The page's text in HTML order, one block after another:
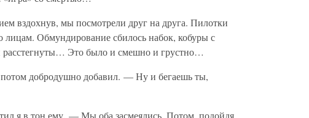
вздохнув, мы посмотрели друг на друга. Пилотки
лицам. Обмундирование сбилось набок, кобуры с
расстегнуты… Это было и смешно и грустно…
добродушно добавил. — Ну и бегаешь ты,
я в тон ему. — Мы оба засмеялись. Потом, подойдя